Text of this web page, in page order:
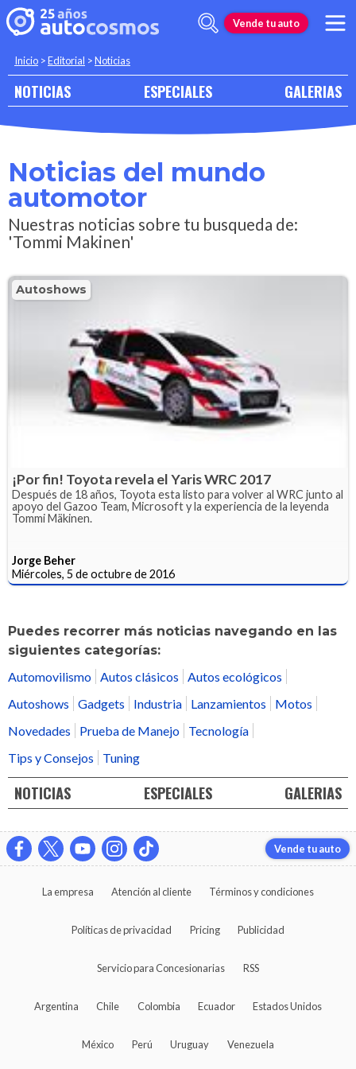
Vende tu auto
Inicio >Editorial >Noticias
NOTICIAS ESPECIALES GALERIAS
Noticias del mundo
automotor
Nuestras noticias sobre tu busqueda de:
'Tommi Makinen'
Autoshows
¡Por fin! Toyota revela el Yaris WRC 2017
Después de 18 años, Toyota esta listo para volver al WRC junto al
apoyo del Gazoo Team, Microsoft y la experiencia de la leyenda
Tommi Mäkinen.
Jorge Beher
Miércoles, 5 de octubre de 2016
Puedes recorrer más noticias navegando en las
siguientes categorías:
Automovilismo Autos clásicos
Autos ecológicos
Autoshows
Gadgets Industria Lanzamientos
Motos
Novedades
Prueba de Manejo
Tecnología
Tips y Consejos
Tuning
NOTICIAS ESPECIALES GALERIAS
Vende tu auto
La empresa Atención al cliente Términos y condiciones
Políticas de privacidad Pricing Publicidad
Servicio para Concesionarias RSS
Argentina Chile Colombia Ecuador Estados Unidos
México Perú Uruguay Venezuela